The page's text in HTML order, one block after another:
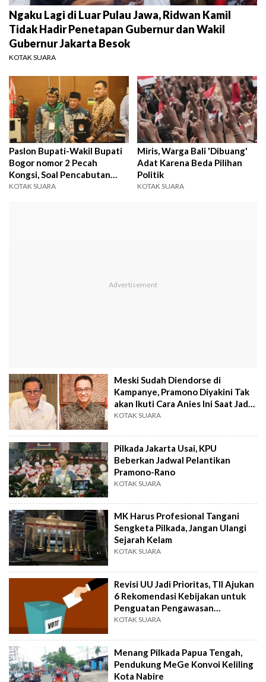
Ngaku Lagi di Luar Pulau Jawa, Ridwan Kamil
Tidak Hadir Penetapan Gubernur dan Wakil
Gubernur Jakarta Besok
KOTAK SUARA
Paslon Bupati-Wakil Bupati
Bogor nomor 2 Pecah
Kongsi, Soal Pencabutan
Gugatan Sengketa Pilkada
KOTAK SUARA
Miris, Warga Bali 'Dibuang'
Adat Karena Beda Pilihan
Politik
KOTAK SUARA
Meski Sudah Diendorse di
Kampanye, Pramono Diyakini Tak
akan Ikuti Cara Anies Ini Saat Jadi
Gubernur
KOTAK SUARA
Pilkada Jakarta Usai, KPU
Beberkan Jadwal Pelantikan
Pramono-Rano
KOTAK SUARA
MK Harus Profesional Tangani
Sengketa Pilkada, Jangan Ulangi
Sejarah Kelam
KOTAK SUARA
Revisi UU Jadi Prioritas, TII Ajukan
6 Rekomendasi Kebijakan untuk
Penguatan Pengawasan
Partisipatif Pemilu
KOTAK SUARA
Menang Pilkada Papua Tengah,
Pendukung MeGe Konvoi Keliling
Kota Nabire